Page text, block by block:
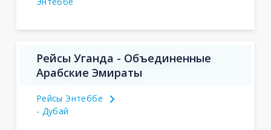
Рейсы Уганда - Объединенные
Арабские Эмираты
Рейсы Энтеббе
- Дубай